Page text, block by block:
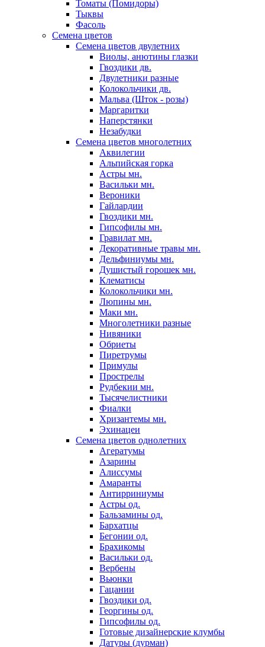
Томаты (Помидоры)
Тыквы
Фасоль
Семена цветов
Семена цветов двулетних
Виолы, анютины глазки
Гвоздики дв.
Двулетники разные
Колокольчики дв.
Мальва (Шток - розы)
Маргаритки
Наперстянки
Незабудки
Семена цветов многолетних
Аквилегии
Альпийская горка
Астры мн.
Васильки мн.
Вероники
Гайлардии
Гвоздики мн.
Гипсофилы мн.
Гравилат мн.
Декоративные травы мн.
Дельфиниумы мн.
Душистый горошек мн.
Клематисы
Колокольчики мн.
Люпины мн.
Маки мн.
Многолетники разные
Нивяники
Обриеты
Пиретрумы
Примулы
Прострелы
Рудбекии мн.
Тысячелистники
Фиалки
Хризантемы мн.
Эхинацеи
Семена цветов однолетних
Агератумы
Азарины
Алиссумы
Амаранты
Антирриниумы
Астры од.
Бальзамины од.
Бархатцы
Бегонии од.
Брахикомы
Васильки од.
Вербены
Вьюнки
Гацании
Гвоздики од.
Георгины од.
Гипсофилы од.
Готовые дизайнерские клумбы
Датуры (дурман)